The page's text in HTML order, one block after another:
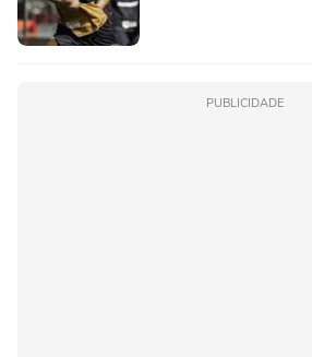
PUBLICIDADE